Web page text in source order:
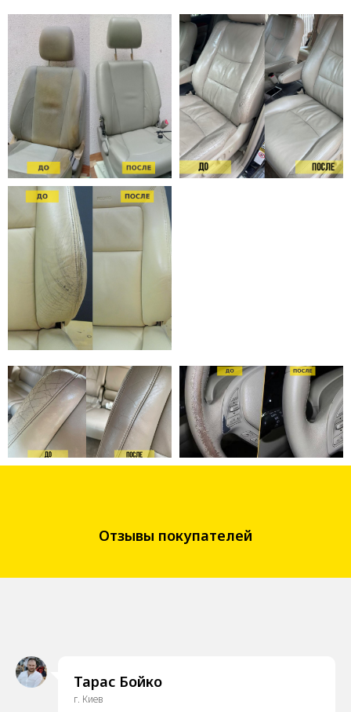
Отзывы покупателей
Тарас Бойко
г. Киев